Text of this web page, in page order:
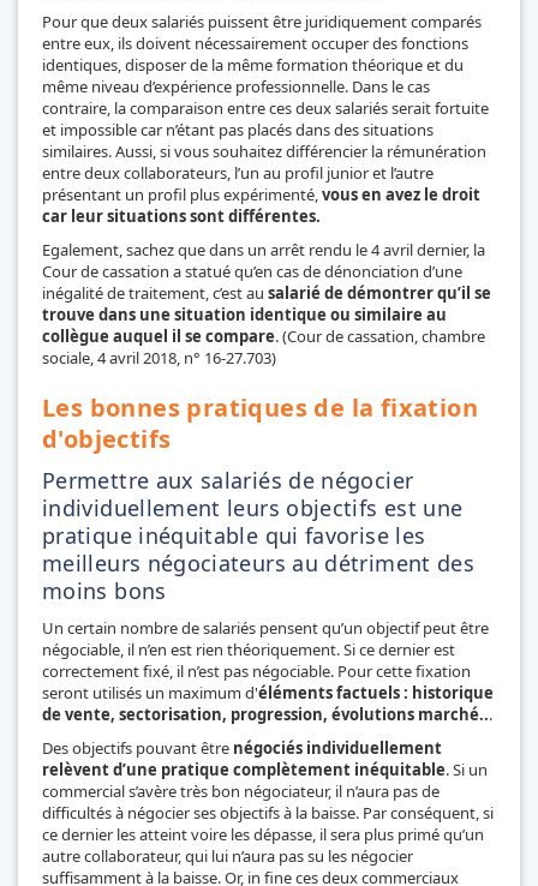
Pour que deux salariés puissent être juridiquement comparés
entre eux, ils doivent nécessairement occuper des fonctions
identiques, disposer de la même formation théorique et du
même niveau d’expérience professionnelle. Dans le cas
contraire, la comparaison entre ces deux salariés serait fortuite
et impossible car n’étant pas placés dans des situations
similaires. Aussi, si vous souhaitez différencier la rémunération
entre deux collaborateurs, l’un au profil junior et l’autre
présentant un profil plus expérimenté, vous en avez le droit
car leur situations sont différentes.
Egalement, sachez que dans un arrêt rendu le 4 avril dernier, la
Cour de cassation a statué qu’en cas de dénonciation d’une
inégalité de traitement, c’est au salarié de démontrer qu’il se
trouve dans une situation identique ou similaire au
collègue auquel il se compare. (Cour de cassation, chambre
sociale, 4 avril 2018, n° 16-27.703)
Les bonnes pratiques de la fixation
d'objectifs
Permettre aux salariés de négocier
individuellement leurs objectifs est une
pratique inéquitable qui favorise les
meilleurs négociateurs au détriment des
moins bons
Un certain nombre de salariés pensent qu’un objectif peut être
négociable, il n’en est rien théoriquement. Si ce dernier est
correctement fixé, il n’est pas négociable. Pour cette fixation
seront utilisés un maximum d'éléments factuels : historique
de vente, sectorisation, progression, évolutions marché...
Des objectifs pouvant être négociés individuellement
relèvent d’une pratique complètement inéquitable. Si un
commercial s’avère très bon négociateur, il n’aura pas de
difficultés à négocier ses objectifs à la baisse. Par conséquent, si
ce dernier les atteint voire les dépasse, il sera plus primé qu’un
autre collaborateur, qui lui n’aura pas su les négocier
suffisamment à la baisse. Or, in fine ces deux commerciaux